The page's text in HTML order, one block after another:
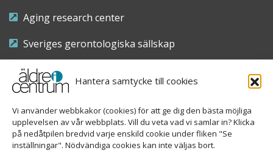
Hantera samtycke till cookies
Vi använder webbkakor (cookies) för att ge dig den bästa möjliga
upplevelsen av vår webbplats. Vill du veta vad vi samlar in? Klicka
på nedåtpilen bredvid varje enskild cookie under fliken "Se
inställningar". Nödvändiga cookies kan inte väljas bort.
Aging research center
Sveriges gerontologiska sällskap
Riksföreningen för sjuksköterskor inom äldre- och
demensvård
Nationellt kompetenscentrum anhöriga